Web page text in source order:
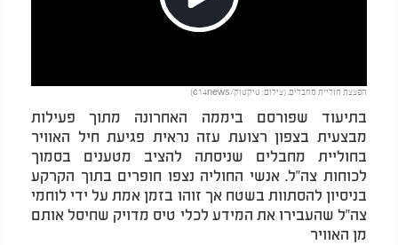
Play
Video
הפצצת חוליית מחבלים. (צילום: טיקטוק/c14news)
בתיעוד שפורסם ביממה האחרונה מתוך פעילות
מבצעית בצפון רצועת עזה נראית פגיעת חיל האוויר
בחוליית מחבלים שניסתה להציב מטענים בסמוך
לכוחות צה"ל. אנשי החוליה נצפו חופרים בתוך הקרקע
בניסיון להסתוות בשטח אך זוהו בזמן אמת על ידי לוחמי
צה"ל שהעבירו את המידע לכלי טיס מדויק שחיסל אותם
מן האוויר